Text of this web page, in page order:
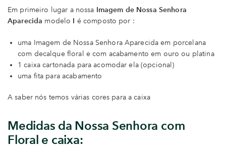
Em primeiro lugar a nossa Imagem de Nossa Senhora
Aparecida modelo I é composto por :
uma Imagem de Nossa Senhora Aparecida em porcelana
com decalque floral e com acabamento em ouro ou platina
1 caixa cartonada para acomodar ela (opcional)
uma fita para acabamento
A saber nós temos várias cores para a caixa
Medidas da Nossa Senhora com
Floral e caixa: